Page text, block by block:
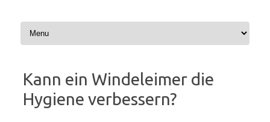
Kann ein Windeleimer die
Hygiene verbessern?